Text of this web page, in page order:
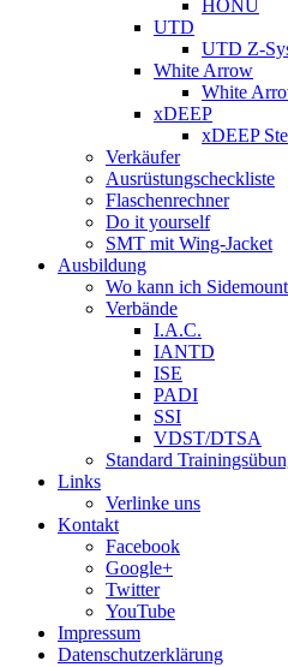
HONU
UTD
UTD Z-
White Arrow
White
xDEEP
xDEEP
Verkäufer
Ausrüstungscheckliste
Flaschenrechner
Do it yourself
SMT mit Wing-Jacket
Ausbildung
Wo kann ich
Verbände
I.A.C.
IANTD
ISE
PADI
SSI
VDST/DTSA
Standard
Links
Verlinke uns
Kontakt
Facebook
Google+
Twitter
YouTube
Impressum
Datenschutzerklärung